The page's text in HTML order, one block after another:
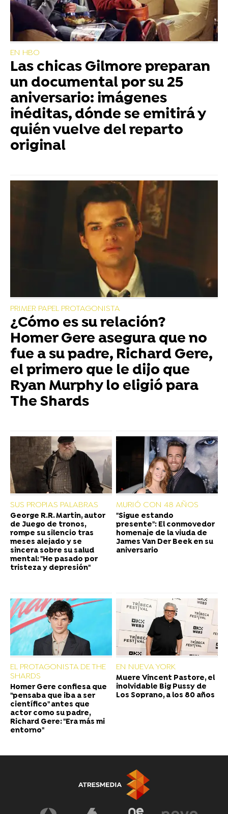
EN HBO
Las chicas Gilmore preparan
un documental por su 25
aniversario: imágenes
inéditas, dónde se emitirá y
quién vuelve del reparto
original
PRIMER PAPEL PROTAGONISTA
¿Cómo es su relación?
Homer Gere asegura que no
fue a su padre, Richard Gere,
el primero que le dijo que
Ryan Murphy lo eligió para
The Shards
SUS PROPIAS PALABRAS
George R.R. Martin, autor
de Juego de tronos,
rompe su silencio tras
meses alejado y se
sincera sobre su salud
mental: "He pasado por
tristeza y depresión"
MURIÓ CON 48 AÑOS
"Sigue estando
presente": El conmovedor
homenaje de la viuda de
James Van Der Beek en su
aniversario
EL PROTAGONISTA DE THE
SHARDS
Homer Gere confiesa que
"pensaba que iba a ser
científico" antes que
actor como su padre,
Richard Gere: "Era más mi
entorno"
EN NUEVA YORK
Muere Vincent Pastore, el
inolvidable Big Pussy de
Los Soprano, a los 80 años